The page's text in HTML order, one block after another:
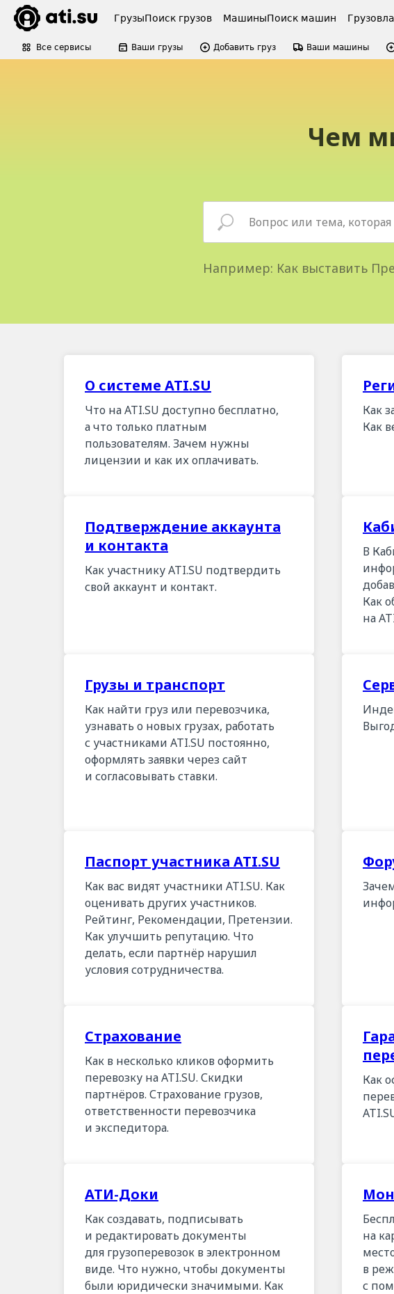
ГрузыПоиск грузов МашиныПоиск машин
Все сервисы Ваши грузы Добавить груз Ваши машины
Чем
Например: Как выставить
О системе ATI.SU
Что на ATI.SU доступно бесплатно,
а что только платным
пользователям. Зачем нужны
лицензии и как их оплачивать.
Как
Как
Подтверждение аккаунта
и контакта
Как участнику ATI.SU подтвердить
свой аккаунт и контакт.
В
Как
на
Грузы и транспорт
Как найти груз или перевозчика,
узнавать о новых грузах, работать
с участниками ATI.SU постоянно,
оформлять заявки через сайт
и согласовывать ставки.
Паспорт участника ATI.SU
Как вас видят участники ATI.SU. Как
оценивать других участников.
Рейтинг, Рекомендации, Претензии.
Как улучшить репутацию. Что
делать, если партнёр нарушил
условия сотрудничества.
Страхование
Как в несколько кликов оформить
перевозку на ATI.SU. Скидки
партнёров. Страхование грузов,
ответственности перевозчика
и экспедитора.
Как
АТИ-Доки
Как создавать, подписывать
и редактировать документы
для грузоперевозок в электронном
виде. Что нужно, чтобы документы
были юридически значимыми. Как
на
в
с